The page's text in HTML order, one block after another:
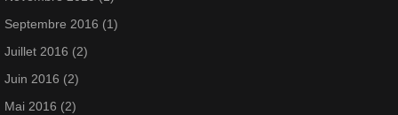
Septembre 2016 (1)
Juillet 2016 (2)
Juin 2016 (2)
Mai 2016 (2)